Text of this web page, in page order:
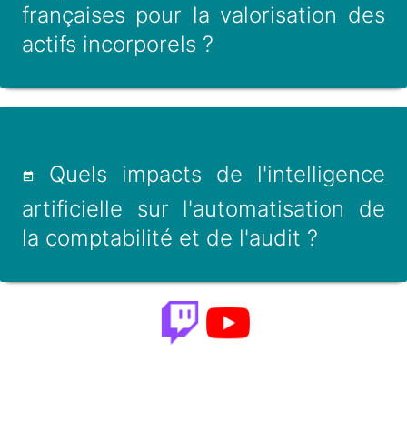
françaises pour la valorisation des
actifs incorporels ?
Quels impacts de l'intelligence
artificielle sur l'automatisation de
la comptabilité et de l'audit ?